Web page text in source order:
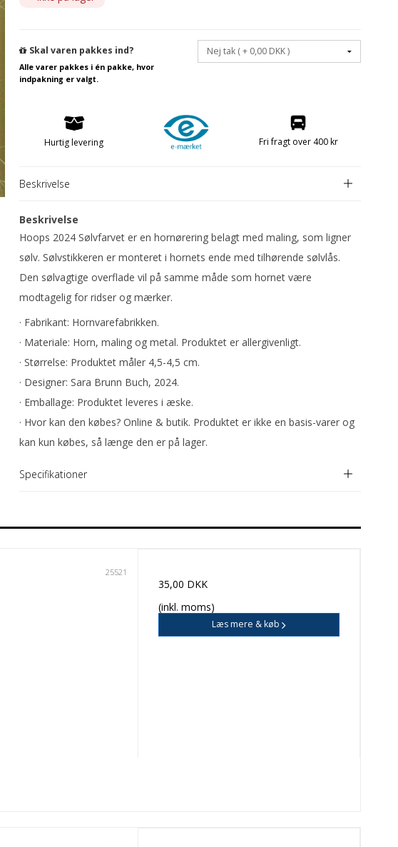
Armbånd
Halssmykker
Ringe
Guld- og sølvdele FREE
Frugtknive
Papirknive
CAFE
Skal varen pakkes ind?
Alle varer pakkes i én pakke, hvor
indpakning er valgt.
Hurtig levering Fri fragt over 400 kr
Beskrivelse
Beskrivelse
Hoops 2024 Sølvfarvet er en hornørering belagt med maling, som ligner
sølv. Sølvstikkeren er monteret i hornets ende med tilhørende sølvlås.
Den sølvagtige overflade vil på samme måde som hornet være
modtagelig for ridser og mærker.
· Fabrikant: Hornvarefabrikken.
· Materiale: Horn, maling og metal. Produktet er allergivenligt.
· Størrelse: Produktet måler 4,5-4,5 cm.
· Designer: Sara Brunn Buch, 2024.
· Emballage: Produktet leveres i æske.
· Hvor kan den købes? Online & butik. Produktet er ikke en basis-varer og
kan kun købes, så længe den er på lager.
Specifikationer
25521
35,00 DKK
(inkl. moms)
Læs mere & køb